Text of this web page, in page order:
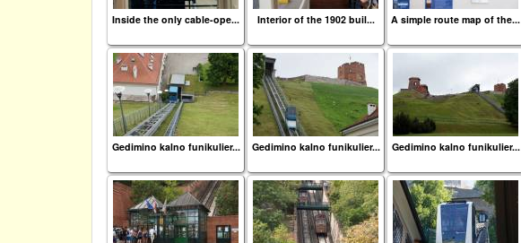
Inside the only cable-ope... Interior of the 1902 buil... A simple route map of the...
Gedimino kalno funikulier... Gedimino kalno funikulier... Gedimino kalno funikulier...